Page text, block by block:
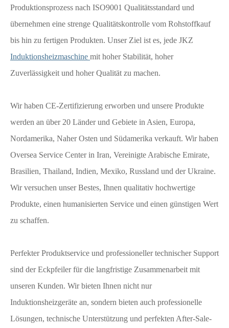
Produktionsprozess nach ISO9001 Qualitätsstandard und
übernehmen eine strenge Qualitätskontrolle vom Rohstoffkauf
bis hin zu fertigen Produkten. Unser Ziel ist es, jede JKZ
Induktionsheizmaschine mit hoher Stabilität, hoher
Zuverlässigkeit und hoher Qualität zu machen.
Wir haben CE-Zertifizierung erworben und unsere Produkte
werden an über 20 Länder und Gebiete in Asien, Europa,
Nordamerika, Naher Osten und Südamerika verkauft. Wir haben
Oversea Service Center in Iran, Vereinigte Arabische Emirate,
Brasilien, Thailand, Indien, Mexiko, Russland und der Ukraine.
Wir versuchen unser Bestes, Ihnen qualitativ hochwertige
Produkte, einen humanisierten Service und einen günstigen Wert
zu schaffen.
Perfekter Produktservice und professioneller technischer Support
sind der Eckpfeiler für die langfristige Zusammenarbeit mit
unseren Kunden. Wir bieten Ihnen nicht nur
Induktionsheizgeräte an, sondern bieten auch professionelle
Lösungen, technische Unterstützung und perfekten After-Sale-